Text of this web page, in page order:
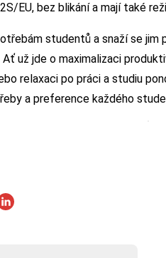
EU, bez blikání a mají také
studentů a snaží se
už jde o maximalizaci
relaxaci po práci a studiu
a preference každého